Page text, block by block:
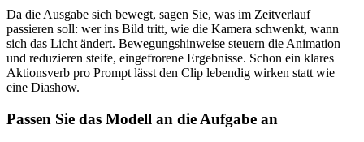
Da die Ausgabe sich bewegt, sagen Sie, was im Zeitverlauf
passieren soll: wer ins Bild tritt, wie die Kamera schwenkt, wann
sich das Licht ändert. Bewegungshinweise steuern die Animation
und reduzieren steife, eingefrorene Ergebnisse. Schon ein klares
Aktionsverb pro Prompt lässt den Clip lebendig wirken statt wie
eine Diashow.
Passen Sie das Modell an die Aufgabe an